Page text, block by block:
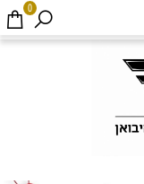
0